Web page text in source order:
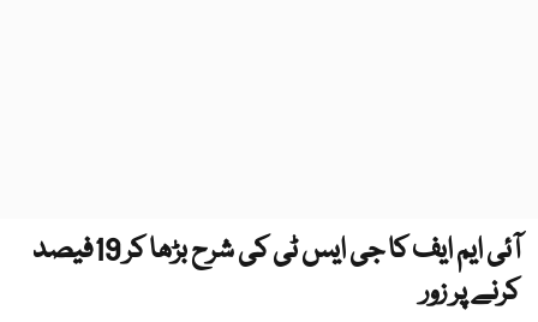
آئی ایم ایف کا جی ایس ٹی کی شرح بڑھا کر 19فیصد
کرنے پر زور